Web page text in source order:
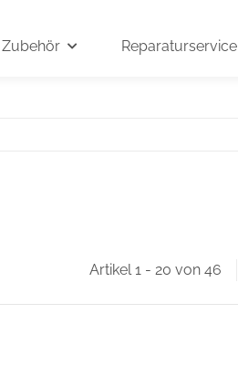
Zubehör Reparaturservice
Artikel 1 - 20 von 46